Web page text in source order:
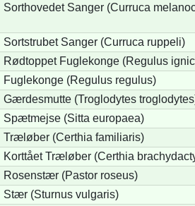
Sorthovedet Sanger (Curruca
Sortstrubet Sanger (Curruca ruppeli)
Rødtoppet Fuglekonge (Regulus
Fuglekonge (Regulus regulus)
Gærdesmutte (Troglodytes
Spætmejse (Sitta europaea)
Træløber (Certhia familiaris)
Korttået Træløber (Certhia
Rosenstær (Pastor roseus)
Stær (Sturnus vulgaris)